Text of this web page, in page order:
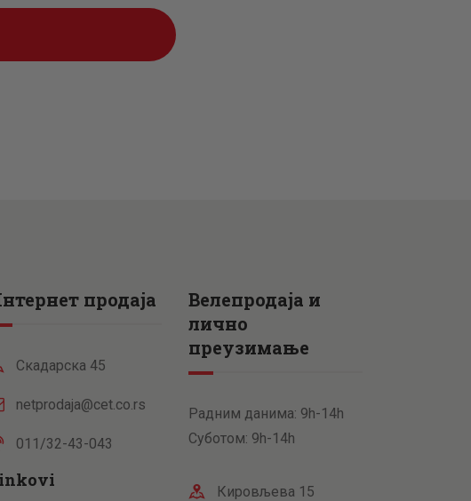
рсд.
продаја
Скадарска 45
netprodaja@cet.co.rs
011/32-43-043
Велепродаја и
лично
преузимање
Радним данима: 9h-14h
Суботом: 9h-14h
Кировљева 15